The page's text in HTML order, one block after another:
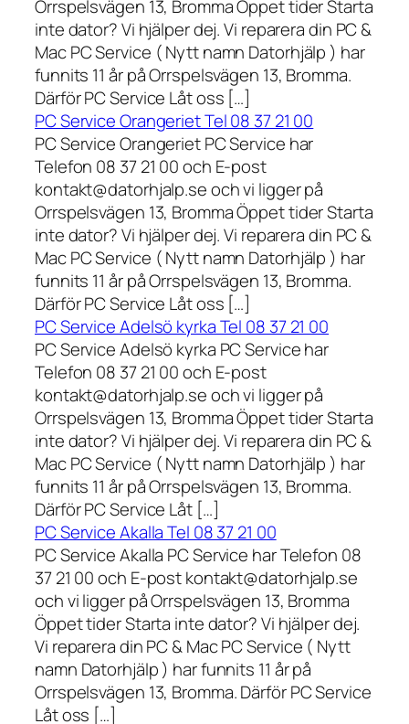
Orrspelsvägen 13, Bromma Öppet tider Starta
inte dator? Vi hjälper dej. Vi reparera din PC &
Mac PC Service ( Nytt namn Datorhjälp ) har
funnits 11 år på Orrspelsvägen 13, Bromma.
Därför PC Service Låt oss […]
PC Service Orangeriet Tel 08 37 21 00
PC Service Orangeriet PC Service har
Telefon 08 37 21 00 och E-post
kontakt@datorhjalp.se och vi ligger på
Orrspelsvägen 13, Bromma Öppet tider Starta
inte dator? Vi hjälper dej. Vi reparera din PC &
Mac PC Service ( Nytt namn Datorhjälp ) har
funnits 11 år på Orrspelsvägen 13, Bromma.
Därför PC Service Låt oss […]
PC Service Adelsö kyrka Tel 08 37 21 00
PC Service Adelsö kyrka PC Service har
Telefon 08 37 21 00 och E-post
kontakt@datorhjalp.se och vi ligger på
Orrspelsvägen 13, Bromma Öppet tider Starta
inte dator? Vi hjälper dej. Vi reparera din PC &
Mac PC Service ( Nytt namn Datorhjälp ) har
funnits 11 år på Orrspelsvägen 13, Bromma.
Därför PC Service Låt […]
PC Service Akalla Tel 08 37 21 00
PC Service Akalla PC Service har Telefon 08
37 21 00 och E-post kontakt@datorhjalp.se
och vi ligger på Orrspelsvägen 13, Bromma
Öppet tider Starta inte dator? Vi hjälper dej.
Vi reparera din PC & Mac PC Service ( Nytt
namn Datorhjälp ) har funnits 11 år på
Orrspelsvägen 13, Bromma. Därför PC Service
Låt oss […]